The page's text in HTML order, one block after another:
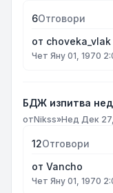
6Отговори
от choveka_vlak
Чет Яну 01, 1970
БДЖ изпитва
отNikss»Нед Дек 27,
12Отговори
от Vancho
Чет Яну 01, 1970